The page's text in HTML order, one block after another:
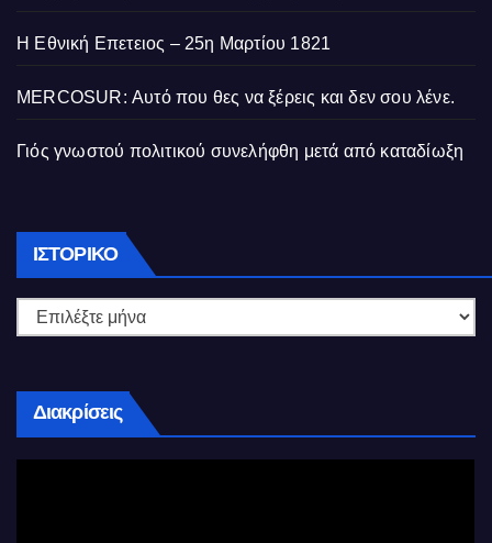
Η Εθνική Επετειος – 25η Μαρτίου 1821
MERCOSUR: Αυτό που θες να ξέρεις και δεν σου λένε.
Γιός γνωστού πολιτικού συνελήφθη μετά από καταδίωξη
ΙΣΤΟΡΙΚΌ Ιστορικό
Διακρίσεις